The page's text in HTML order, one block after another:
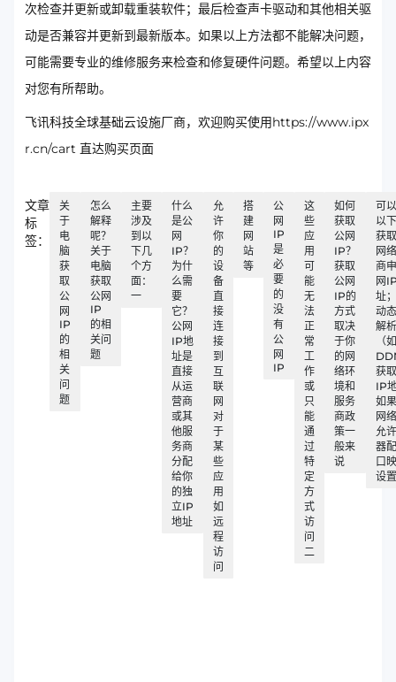
次检查并更新或卸载重装软件；最后检查声卡驱动和其他相关驱
动是否兼容并更新到最新版本。如果以上方法都不能解决问题，
可能需要专业的维修服务来检查和修复硬件问题。希望以上内容
对您有所帮助。
飞讯科技全球基础云设施厂商，欢迎购买使用https://www.ipx
r.cn/cart 直达购买页面
文章
标
签：
关
于
电
脑
获
取
公
网
IP
的
相
关
问
题
怎么
解释
呢？
关于
电脑
获取
公网
IP
的相
关问
题
主要
涉及
到以
下几
个方
面：
一
什么
是公
网
IP？
为什
么需
要
它？
公网
IP地
址是
直接
从运
营商
或其
他服
务商
分配
给你
的独
立IP
地址
允
许
你
的
设
备
直
接
连
接
到
互
联
网
对
于
某
些
应
用
如
远
程
访
问
搭
建
网
站
等
公
网
IP
是
必
要
的
没
有
公
网
IP
这
些
应
用
可
能
无
法
正
常
工
作
或
只
能
通
过
特
定
方
式
访
问
二
如何
获取
公网
IP？
获取
公网
IP的
方式
取决
于你
的网
络环
境和
服务
商政
策一
般来
说
可
以
获
网
商
网
址
动
解
（如
获
IP
如
网
允
器
口
设置